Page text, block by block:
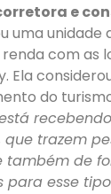
e
uma unidade
com as
Ela
do
trazem
também de
para esse